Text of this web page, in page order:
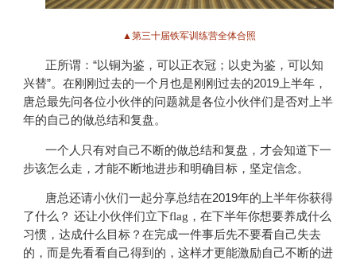
▲第三十届铁军训练营全体合照
正所谓：“以铜为鉴，可以正衣冠；以史为鉴，可以知
兴替”。在刚刚过去的一个月也是刚刚过去的2019上半年，
唐总最先问各位小伙伴的问题就是各位小伙伴们是否对上半
年的自己的做总结和复盘。
一个人只有对自己不断的做总结和复盘，才会知道下一
步该怎么走，才能不断地进步和明确目标，坚定信念。
唐总还请小伙们一起分享总结在2019年的上半年你获得
了什么？ 还让小伙伴们立下flag，在下半年你想要养成什么
习惯，达成什么目标？在完成一件事后先不要看自己失去
的，而是先看看自己得到的，这样才更能激励自己不断的进